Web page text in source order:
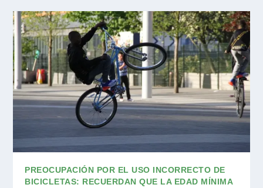
PREOCUPACIÓN POR EL USO INCORRECTO DE
BICICLETAS: RECUERDAN QUE LA EDAD MÍNIMA